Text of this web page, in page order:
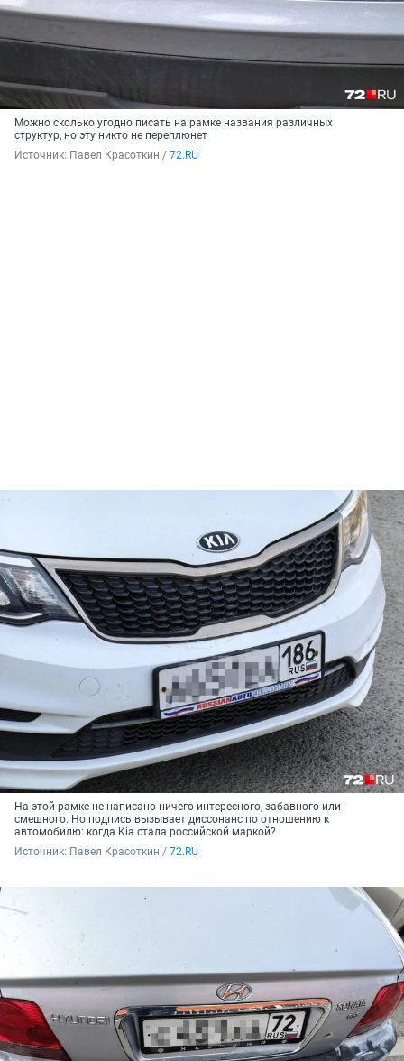
Можно сколько угодно писать на рамке названия различных
структур, но эту никто не переплюнет
Источник: Павел Красоткин / 72.RU
На этой рамке не написано ничего интересного, забавного или
смешного. Но подпись вызывает диссонанс по отношению к
автомобилю: когда Kia стала российской маркой?
Источник: Павел Красоткин / 72.RU